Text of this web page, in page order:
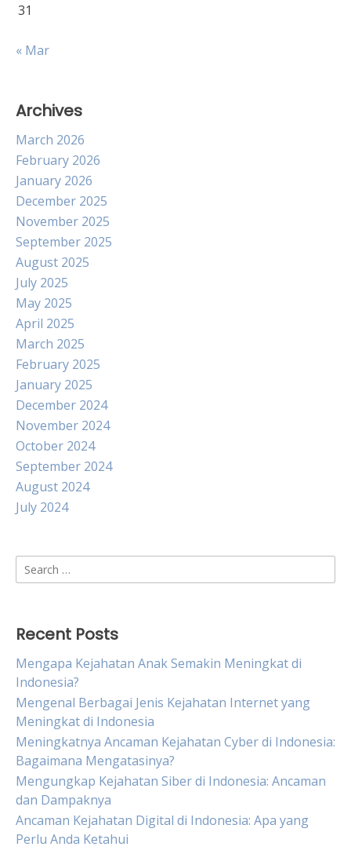
31
« Mar
Archives
March 2026
February 2026
January 2026
December 2025
November 2025
September 2025
August 2025
July 2025
May 2025
April 2025
March 2025
February 2025
January 2025
December 2024
November 2024
October 2024
September 2024
August 2024
July 2024
Search
for:
Recent Posts
Mengapa Kejahatan Anak Semakin Meningkat di
Indonesia?
Mengenal Berbagai Jenis Kejahatan Internet yang
Meningkat di Indonesia
Meningkatnya Ancaman Kejahatan Cyber di Indonesia:
Bagaimana Mengatasinya?
Mengungkap Kejahatan Siber di Indonesia: Ancaman
dan Dampaknya
Ancaman Kejahatan Digital di Indonesia: Apa yang
Perlu Anda Ketahui